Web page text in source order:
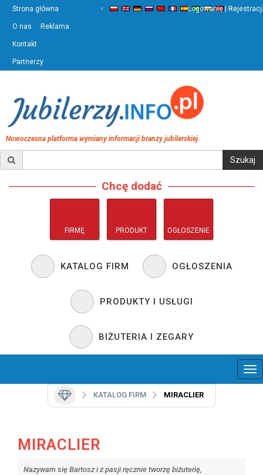
Strona główna
O nas Reklama
Kontakt
Partnerzy
‹ ›
Logowanie |
Nowoczesna platforma wymiany informacji branży jubilerskiej.
Chcę dodać
FIRMĘ PRODUKT OGŁOSZENIE
KATALOG FIRM OGŁOSZENIA
PRODUKTY I USŁUGI
BIŻUTERIA I ZEGARY
KATALOG FIRM MIRACLIER
MIRACLIER
Nazywam się Bartosz i z pasji ręcznie tworzę biżuterię,